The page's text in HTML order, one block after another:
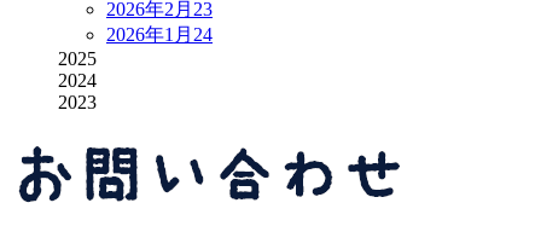
2026年2月 23
2026年1月 24
2025
2024
2023